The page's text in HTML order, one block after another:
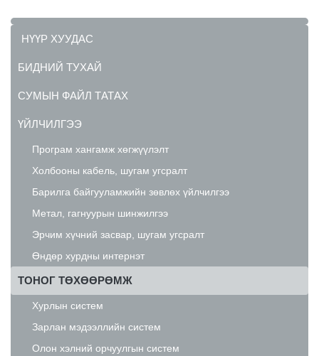
НҮҮР ХУУДАС
БИДНИЙ ТУХАЙ
СУМЫН ФАЙЛ ТАТАХ
ҮЙЛЧИЛГЭЭ
Програм хангамж хөгжүүлэлт
Холбооны кабель, шугам угсралт
Барилга байгууламжийн зөвлөх үйлчилгээ
Метал, гагнуурын шинжилгээ
Эрчим хүчний засвар, шугам угсралт
Өндөр хурдны интернэт
ТОНОГ ТӨХӨӨРӨМЖ
Хурлын систем
Зарлан мэдээллийн систем
Олон хэлний орчуулгын систем